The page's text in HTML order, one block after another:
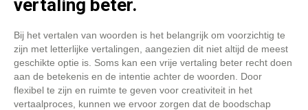
vertaling beter.
Bij het vertalen van woorden is het belangrijk om voorzichtig te
zijn met letterlijke vertalingen, aangezien dit niet altijd de meest
geschikte optie is. Soms kan een vrije vertaling beter recht doen
aan de betekenis en de intentie achter de woorden. Door
flexibel te zijn en ruimte te geven voor creativiteit in het
vertaalproces, kunnen we ervoor zorgen dat de boodschap